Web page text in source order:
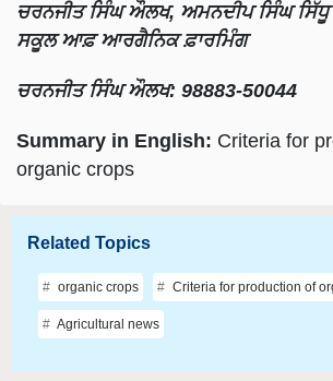
ਚਰਨਜੀਤ ਸਿੰਘ ਔਲਖ, ਅਮਨਦੀਪ ਸਿੰਘ
ਸਕੂਲ ਆਫ਼ ਆਰਗੈਨਿਕ ਫ਼ਾਰਮਿੰਗ
ਚਰਨਜੀਤ ਸਿੰਘ ਔਲਖ: 98883-50044
Summary in English: Criteria for
organic crops
Related Topics
organic crops Criteria for production of
Agricultural news